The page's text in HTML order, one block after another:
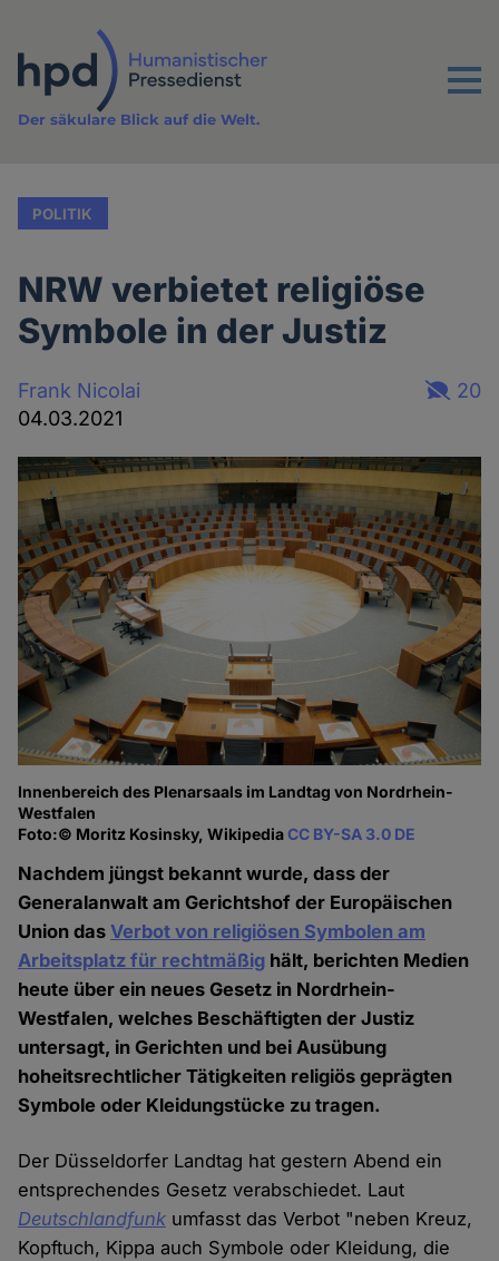
Inhalt
Menu
Der säkulare Blick auf die Welt.
POLITIK
NRW verbietet religiöse
Symbole in der Justiz
Frank Nicolai
04.03.2021
20
Innenbereich des Plenarsaals im Landtag von Nordrhein-
Westfalen
Foto:© Moritz Kosinsky, WikipediaCC BY-SA 3.0 DE
Nachdem jüngst bekannt wurde, dass der
Generalanwalt am Gerichtshof der Europäischen
Union dasVerbot von religiösen Symbolen am
Arbeitsplatz für rechtmäßig hält, berichten Medien
heute über ein neues Gesetz in Nordrhein-
Westfalen, welches Beschäftigten der Justiz
untersagt, in Gerichten und bei Ausübung
hoheitsrechtlicher Tätigkeiten religiös geprägten
Symbole oder Kleidungstücke zu tragen.
Der Düsseldorfer Landtag hat gestern Abend ein
entsprechendes Gesetz verabschiedet. Laut
Deutschlandfunk umfasst das Verbot "neben Kreuz,
Kopftuch, Kippa auch Symbole oder Kleidung, die